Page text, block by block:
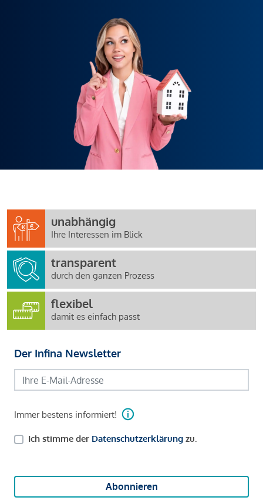
unabhängig
Ihre Interessen im Blick
transparent
durch den ganzen Prozess
flexibel
damit es einfach passt
Der Infina Newsletter
Immer bestens informiert!
Ich stimme der Datenschutzerklärung zu.
Abonnieren